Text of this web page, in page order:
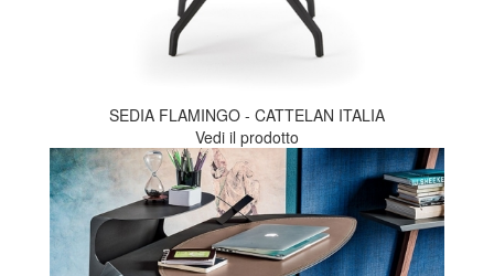
SEDIA FLAMINGO - CATTELAN ITALIA
Vedi il prodotto